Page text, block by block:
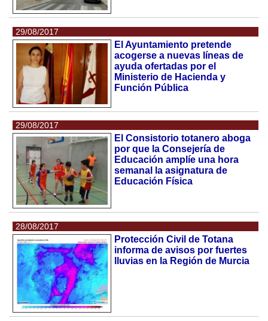
29/08/2017
El Ayuntamiento pretende
acogerse a nuevas líneas de
ayuda ofertadas por el
Ministerio de Hacienda y
Función Pública
29/08/2017
El Consistorio totanero aboga
por que la Consejería de
Educación amplíe una hora
semanal la asignatura de
Educación Física
28/08/2017
Protección Civil de Totana
informa de avisos por fuertes
lluvias en la Región de Murcia